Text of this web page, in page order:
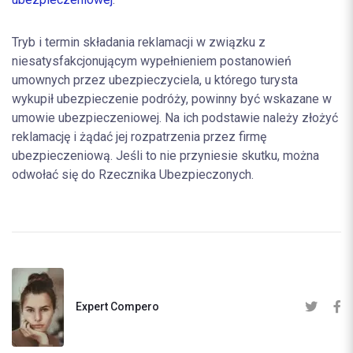
Tryb i termin składania reklamacji w związku z
niesatysfakcjonującym wypełnieniem postanowień
umownych przez ubezpieczyciela, u którego turysta
wykupił ubezpieczenie podróży, powinny być wskazane w
umowie ubezpieczeniowej. Na ich podstawie należy złożyć
reklamację i żądać jej rozpatrzenia przez firmę
ubezpieczeniową. Jeśli to nie przyniesie skutku, można
odwołać się do Rzecznika Ubezpieczonych.
Expert Compero